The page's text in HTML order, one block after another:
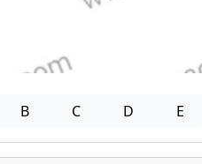
B C D E